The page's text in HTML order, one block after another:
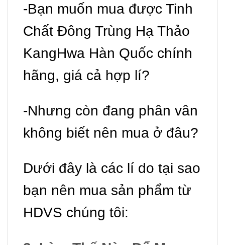
-Bạn muốn mua được Tinh
Chất Đông Trùng Hạ Thảo
KangHwa Hàn Quốc chính
hãng, giá cả hợp lí?
-Nhưng còn đang phân vân
không biết nên mua ở đâu?
Dưới đây là các lí do tại sao
bạn nên mua sản phẩm từ
HDVS chúng tôi: